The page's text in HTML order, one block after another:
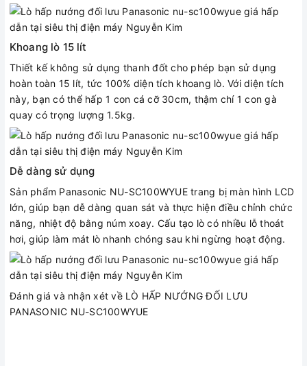
Khoang lò 15 lít
Thiết kế không sử dụng thanh đốt cho phép bạn sử dụng
hoàn toàn 15 lít, tức 100% diện tích khoang lò. Với diện tích
này, bạn có thể hấp 1 con cá cỡ 30cm, thậm chí 1 con gà
quay có trọng lượng 1.5kg.
Dễ dàng sử dụng
Sản phẩm Panasonic NU-SC100WYUE trang bị màn hình LCD
lớn, giúp bạn dễ dàng quan sát và thực hiện điều chỉnh chức
năng, nhiệt độ bằng núm xoay. Cấu tạo lò có nhiều lỗ thoát
hơi, giúp làm mát lò nhanh chóng sau khi ngừng hoạt động.
Đánh giá và nhận xét về LÒ HẤP NƯỚNG ĐỐI LƯU
PANASONIC NU-SC100WYUE